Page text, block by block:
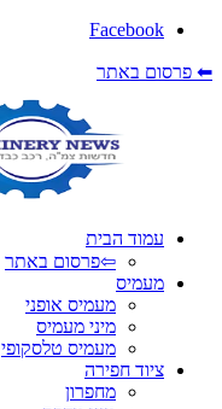
Facebook
⬅ פרסום באתר
עמוד הבית
⇦פרסום באתר
מעמיס
מעמיס אופני
מיני מעמיס
מעמיס טלסקופי
ציוד חפירה
מחפרון